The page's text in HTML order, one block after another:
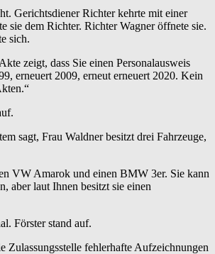
Gerichtsdiener Richter kehrte mit einer
sie dem Richter. Richter Wagner öffnete sie.
sich.
zeigt, dass Sie einen Personalausweis
erneuert 2009, erneut erneuert 2020. Kein
sagt, Frau Waldner besitzt drei Fahrzeuge,
VW Amarok und einen BMW 3er. Sie kann
aber laut Ihnen besitzt sie einen
Förster stand auf.
Zulassungsstelle fehlerhafte Aufzeichnungen